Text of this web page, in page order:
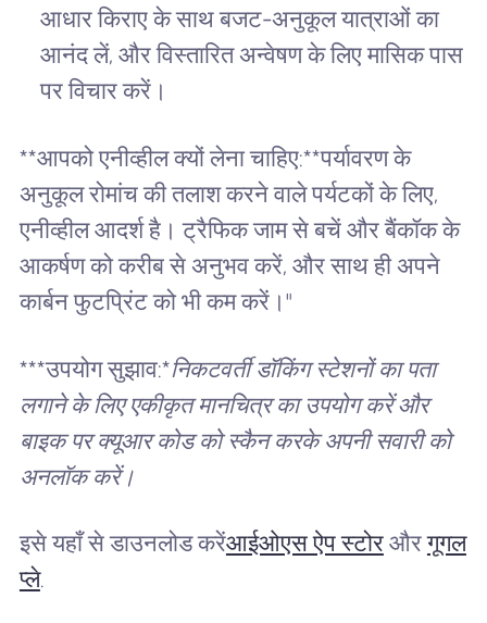
आधार किराए के साथ बजट-अनुकूल यात्राओं का
आनंद लें, और विस्तारित अन्वेषण के लिए मासिक पास
पर विचार करें।
**आपको एनीव्हील क्यों लेना चाहिए:**पर्यावरण के
अनुकूल रोमांच की तलाश करने वाले पर्यटकों के लिए,
एनीव्हील आदर्श है। ट्रैफिक जाम से बचें और बैंकॉक के
आकर्षण को करीब से अनुभव करें, और साथ ही अपने
कार्बन फुटप्रिंट को भी कम करें।"
***उपयोग सुझाव:*निकटवर्ती डॉकिंग स्टेशनों का पता
लगाने के लिए एकीकृत मानचित्र का उपयोग करें और
बाइक पर क्यूआर कोड को स्कैन करके अपनी सवारी को
अनलॉक करें।
इसे यहाँ से डाउनलोड करेंआईओएस ऐप स्टोरऔरगूगल
प्ले.